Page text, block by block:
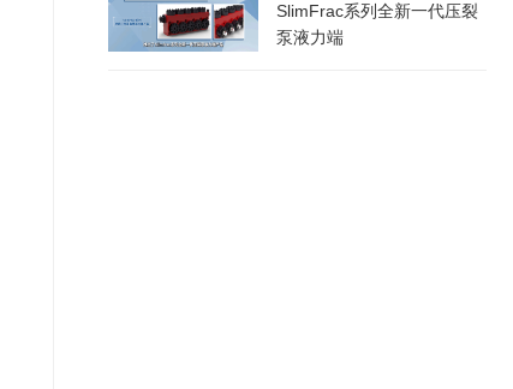
SlimFrac系列全新一代压裂
泵液力端